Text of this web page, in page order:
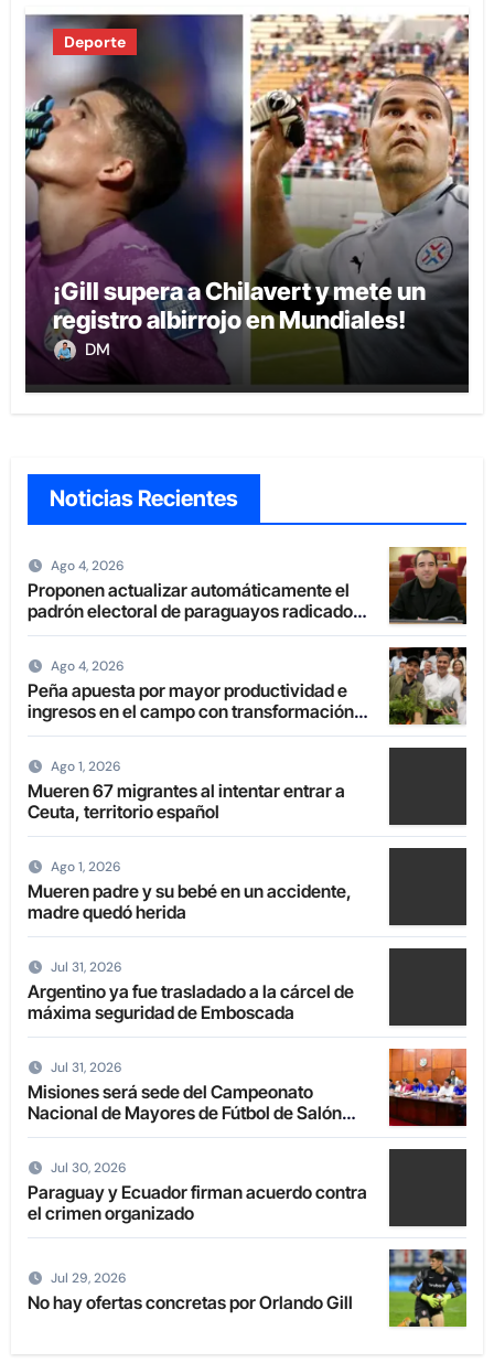
Deporte
¡Gill supera a Chilavert y mete un
registro albirrojo en Mundiales!
DM
Noticias Recientes
Ago 4, 2026
Proponen actualizar automáticamente el
padrón electoral de paraguayos radicados
en el extranjero
Ago 4, 2026
Peña apuesta por mayor productividad e
ingresos en el campo con transformación
de la agricultura familiar
Ago 1, 2026
Mueren 67 migrantes al intentar entrar a
Ceuta, territorio español
Ago 1, 2026
Mueren padre y su bebé en un accidente,
madre quedó herida
Jul 31, 2026
Argentino ya fue trasladado a la cárcel de
máxima seguridad de Emboscada
Jul 31, 2026
Misiones será sede del Campeonato
Nacional de Mayores de Fútbol de Salón
2027
Jul 30, 2026
Paraguay y Ecuador firman acuerdo contra
el crimen organizado
Jul 29, 2026
No hay ofertas concretas por Orlando Gill